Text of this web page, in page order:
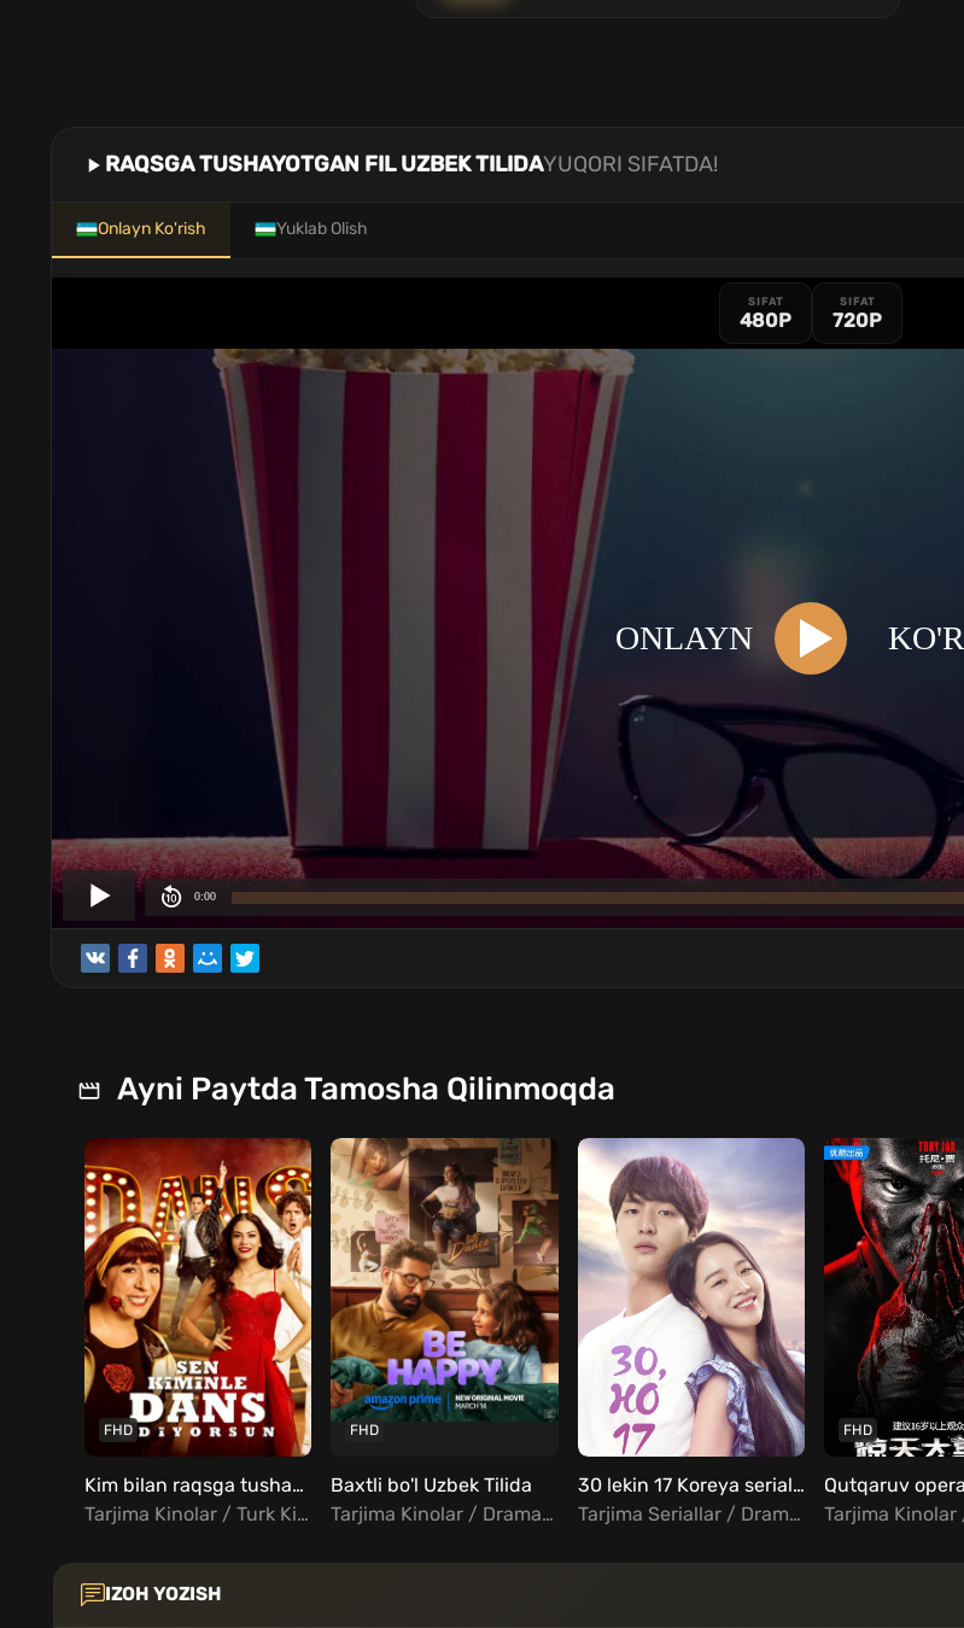
RAQSGA TUSHAYOTGAN FIL UZBEK TILIDAYUQORI SIFATDA!
Onlayn Ko'rish Yuklab Olish
SIFAT
480P
SIFAT
720P
Ayni Paytda Tamosha Qilinmoqda
FHD
Kim bilan raqsga tushasan Uzbek tilida
Tarjima Kinolar / Turk Kinolar Uzbek Tilida / Xorij Kinolar Uzbek Tilida / Komediya
FHD
Baxtli bo'l Uzbek Tilida
Tarjima Kinolar / Drama / Hind Kinolar Uzbek Tilida
30 lekin 17 Koreya seriali Barcha qismlar Uzbek Tilida
Tarjima Seriallar / Drama / Melodrama / Xorij Seriallar Uzbek Tilida
FHD
IZOH YOZISH